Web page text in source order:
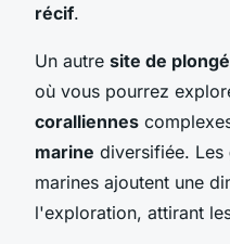
récif.
Un autre site de
où vous pourrez
coralliennes
marine diversifiée. Les
marines ajoutent une
l'exploration, attirant